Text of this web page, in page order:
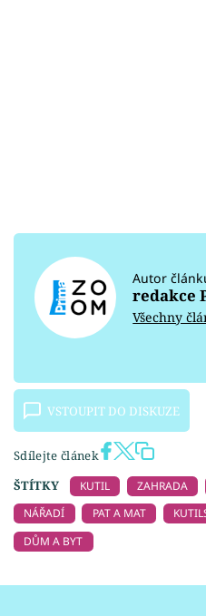
Autor
redakce
Všechny
VSTOUPIT DO DISKUZE
Sdílejte článek
ŠTÍTKY
KUTIL ZAHRADA
NÁŘADÍ
PAT A MAT
DŮM A BYT